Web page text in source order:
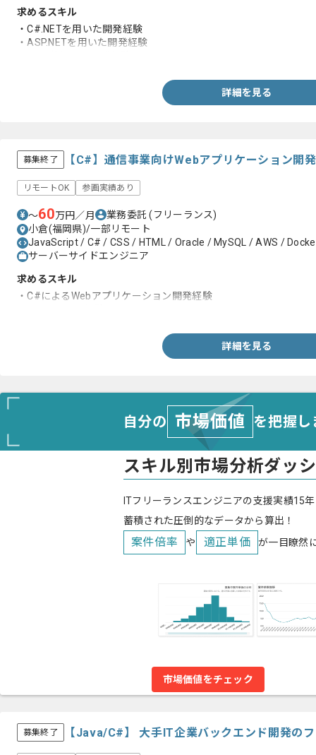
求めるスキル
・C#.NETを用いた開発経験
・ASP.NETを用いた開発経験
詳細を見る
募集終了 【C#】通信事業向けWebアプリケーション開
リモートOK 参画実績あり
〜60万円／月 業務委託(フリーランス)
小倉(福岡県)/一部リモート
JavaScript / C# / CSS / HTML / Oracle / MySQL / AWS /
サーバーサイドエンジニア
求めるスキル
・C#によるWebアプリケーション開発経験
詳細を見る
自分の 市場価値 を把握
スキル別市場分析ダッ
ITフリーランスエンジニアの支援実績15
蓄積された圧倒的なデータから算出！
案件倍率 や 適正単価 が一目瞭然
市場価値をチェック
募集終了 【Java/C#】 大手IT企業バックエンド開発の